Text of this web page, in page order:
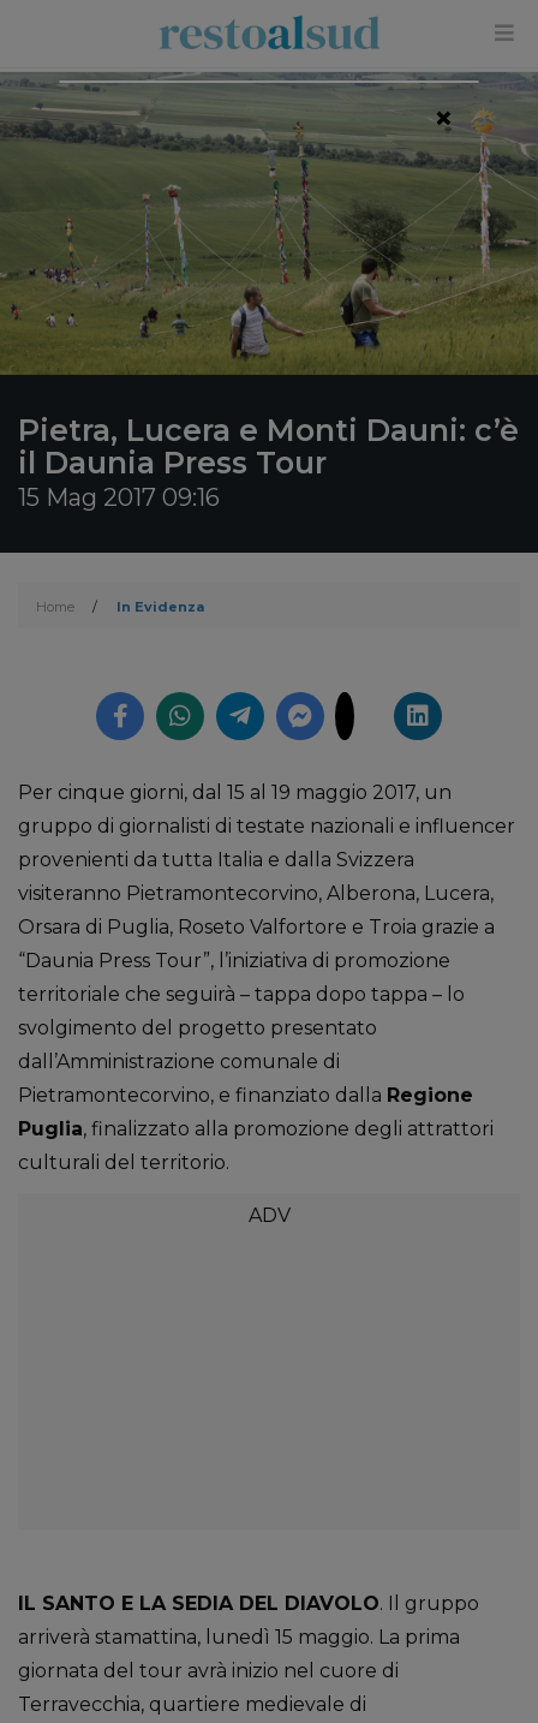
Pietra, Lucera e Monti Dauni: c’è
il Daunia Press Tour
15 Mag 2017 09:16
Home / In Evidenza
Per cinque giorni, dal 15 al 19 maggio 2017, un
gruppo di giornalisti di testate nazionali e influencer
provenienti da tutta Italia e dalla Svizzera
visiteranno Pietramontecorvino, Alberona, Lucera,
Orsara di Puglia, Roseto Valfortore e Troia grazie a
“Daunia Press Tour”, l’iniziativa di promozione
territoriale che seguirà – tappa dopo tappa – lo
svolgimento del progetto presentato
dall’Amministrazione comunale di
Pietramontecorvino, e finanziato dalla Regione
Puglia, finalizzato alla promozione degli attrattori
culturali del territorio.
IL SANTO E LA SEDIA DEL DIAVOLO. Il gruppo
arriverà stamattina, lunedì 15 maggio. La prima
giornata del tour avrà inizio nel cuore di
Terravecchia, quartiere medievale di
×